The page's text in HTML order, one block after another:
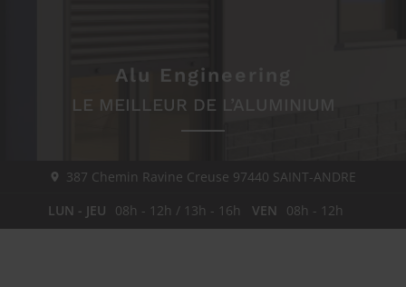
Alu Engineering
LE MEILLEUR DE L’ALUMINIUM
387 Chemin Ravine Creuse 97440 SAINT-ANDRE
LUN - JEU
08h - 12h / 13h - 16h VEN 08h - 12h